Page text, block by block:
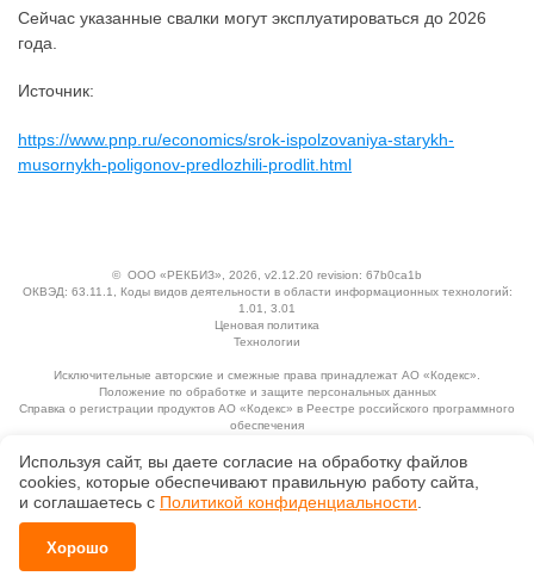
Сейчас указанные свалки могут эксплуатироваться до 2026
года.
Источник:
https://www.pnp.ru/economics/srok-ispolzovaniya-starykh-
musornykh-poligonov-predlozhili-prodlit.html
© ООО «РЕКБИЗ» , 2026, v2.12.20 revision: 67b0ca1b
ОКВЭД: 63.11.1, Коды видов деятельности в области информационных технологий:
1.01, 3.01
Ценовая политика
Технологии
Исключительные авторские и смежные права принадлежат АО «Кодекс».
Положение по обработке и защите персональных данных
Справка о регистрации продуктов АО «Кодекс» в Реестре российского программного
обеспечения
Используя сайт, вы даете согласие на обработку файлов
сооkiеs, которые обеспечивают правильную работу сайта,
и соглашаетесь с Политикой конфиденциальности
Хорошо